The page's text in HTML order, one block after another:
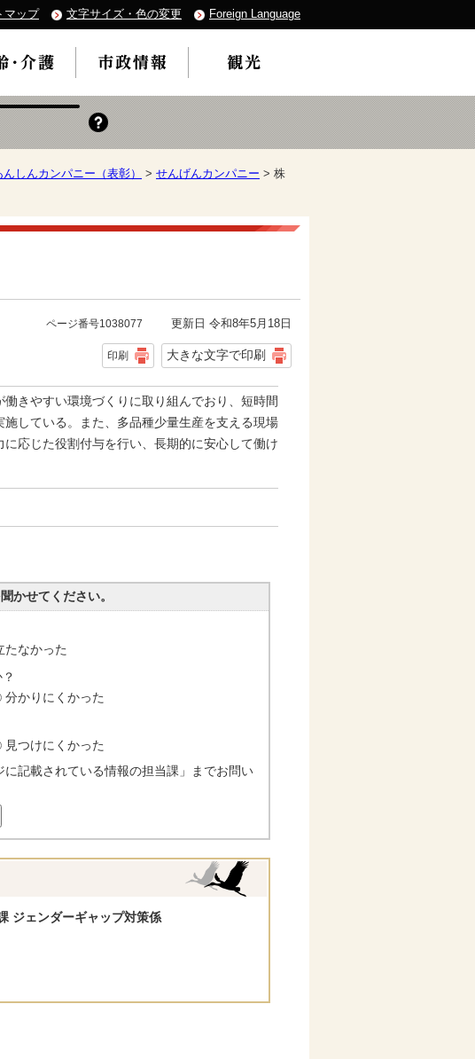
マップ 文字サイズ・色の変更 Foreign Language
んしんカンパニー（表彰） > せんげんカンパニー > 株
ページ番号1038077 更新日 令和8年5月18日
印刷 大きな文字で印刷
きやすい環境づくりに取り組んでおり、短時間
している。また、多品種少量生産を支える現場
応じた役割付与を行い、長期的に安心して働け
かせてください。
たなかった
分かりにくかった
見つけにくかった
記載されている情報の担当課」までお問い
ジェンダーギャップ対策係